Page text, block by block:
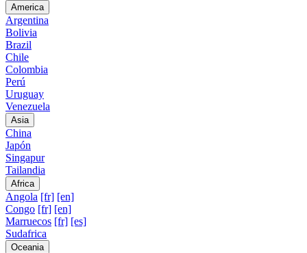
America
Argentina
Bolivia
Brazil
Chile
Colombia
Perú
Uruguay
Venezuela
Asia
China
Japón
Singapur
Tailandia
Africa
Angola [fr] [en]
Congo [fr] [en]
Marruecos [fr] [es]
Sudafrica
Oceania